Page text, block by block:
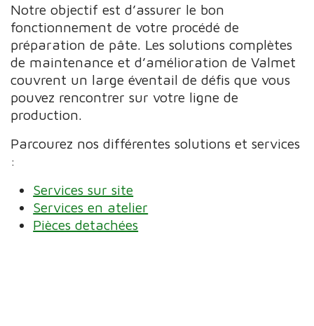
Notre objectif est d’assurer le bon
fonctionnement de votre procédé de
préparation de pâte. Les solutions complètes
de maintenance et d’amélioration de Valmet
couvrent un large éventail de défis que vous
pouvez rencontrer sur votre ligne de
production.
Parcourez nos différentes solutions et services
:
Services sur site
Services en atelier
Pièces detachées